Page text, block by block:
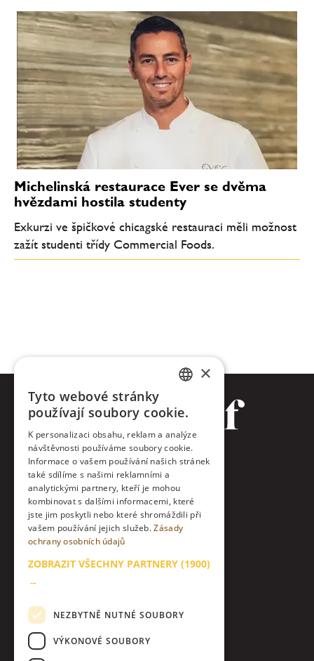
Michelinská restaurace Ever se dvěma
hvězdami hostila studenty
Exkurzi ve špičkové chicagské restauraci měli možnost
zažít studenti třídy Commercial Foods.
Facebook
Twitter
Instagram
LinkedIn
Kontakt
Zásady zpracování osobních údajů
Nastavení Cookies
ENGLISH
×
Tyto webové stránky
používají soubory cookie.
K personalizaci obsahu, reklam a analýze
návštěvnosti používáme soubory cookie.
Informace o vašem používání našich stránek
také sdílíme s našimi reklamními a
analytickými partnery, kteří je mohou
kombinovat s dalšími informacemi, které
jste jim poskytli nebo které shromáždili při
vašem používání jejich služeb.Zásady
ochrany osobních údajů
ZOBRAZIT VŠECHNY PARTNERY (1900)
→
NEZBYTNĚ NUTNÉ SOUBORY
VÝKONOVÉ SOUBORY